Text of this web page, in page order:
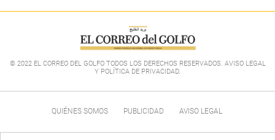
© 2022 EL CORREO DEL GOLFO TODOS LOS DERECHOS RESERVADOS. AVISO LEGAL
Y POLÍTICA DE PRIVACIDAD.
QUIÉNES SOMOS PUBLICIDAD AVISO LEGAL